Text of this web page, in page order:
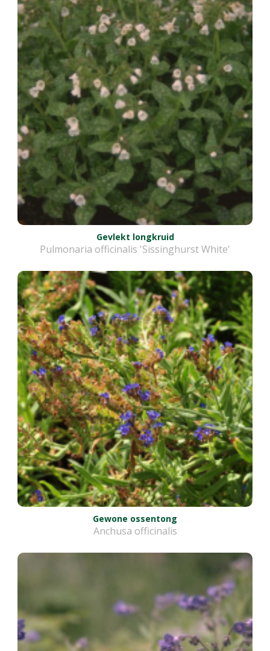
Gevlekt longkruid
Pulmonaria officinalis 'Sissinghurst White'
Gewone ossentong
Anchusa officinalis